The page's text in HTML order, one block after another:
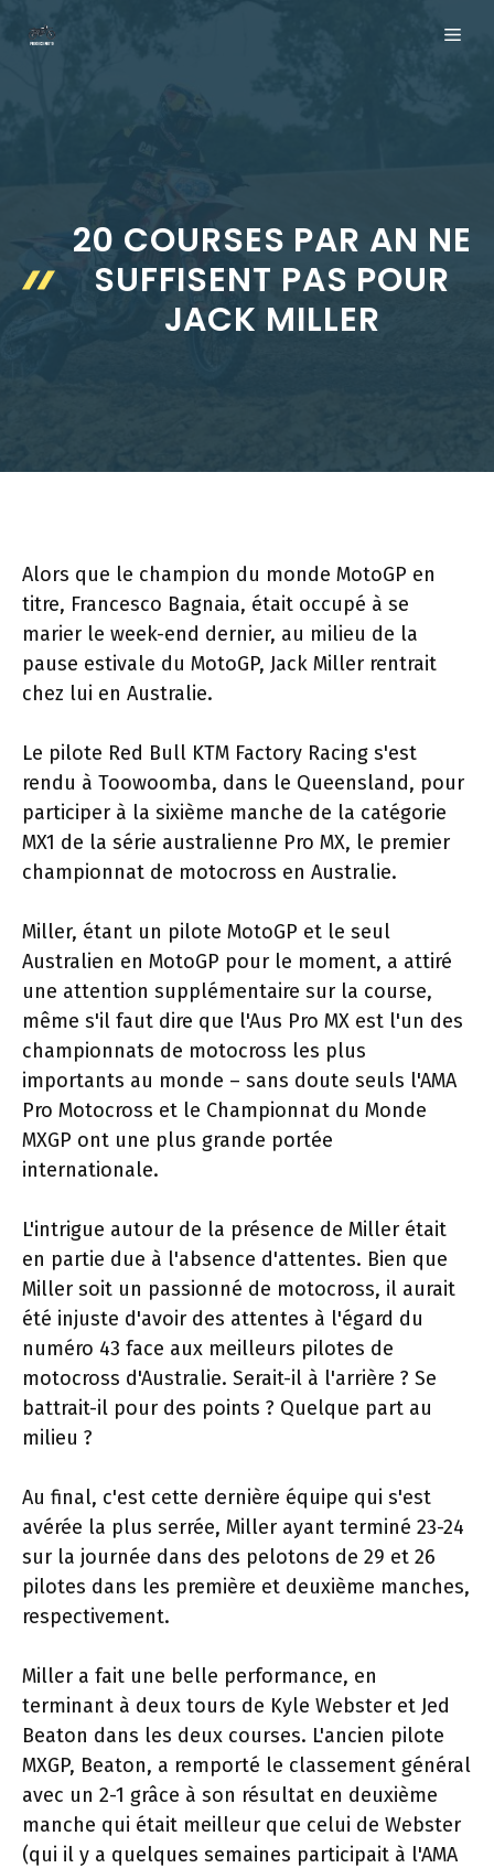
20 COURSES PAR AN NE
SUFFISENT PAS POUR
JACK MILLER
Alors que le champion du monde MotoGP en
titre, Francesco Bagnaia, était occupé à se
marier le week-end dernier, au milieu de la
pause estivale du MotoGP, Jack Miller rentrait
chez lui en Australie.
Le pilote Red Bull KTM Factory Racing s'est
rendu à Toowoomba, dans le Queensland, pour
participer à la sixième manche de la catégorie
MX1 de la série australienne Pro MX, le premier
championnat de motocross en Australie.
Miller, étant un pilote MotoGP et le seul
Australien en MotoGP pour le moment, a attiré
une attention supplémentaire sur la course,
même s'il faut dire que l'Aus Pro MX est l'un des
championnats de motocross les plus
importants au monde – sans doute seuls l'AMA
Pro Motocross et le Championnat du Monde
MXGP ont une plus grande portée
internationale.
L'intrigue autour de la présence de Miller était
en partie due à l'absence d'attentes. Bien que
Miller soit un passionné de motocross, il aurait
été injuste d'avoir des attentes à l'égard du
numéro 43 face aux meilleurs pilotes de
motocross d'Australie. Serait-il à l'arrière ? Se
battrait-il pour des points ? Quelque part au
milieu ?
Au final, c'est cette dernière équipe qui s'est
avérée la plus serrée, Miller ayant terminé 23-24
sur la journée dans des pelotons de 29 et 26
pilotes dans les première et deuxième manches,
respectivement.
Miller a fait une belle performance, en
terminant à deux tours de Kyle Webster et Jed
Beaton dans les deux courses. L'ancien pilote
MXGP, Beaton, a remporté le classement général
avec un 2-1 grâce à son résultat en deuxième
manche qui était meilleur que celui de Webster
(qui il y a quelques semaines participait à l'AMA